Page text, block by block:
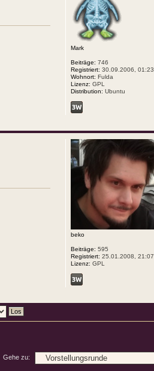
Mark
Beiträge: 746
Registriert: 30.09.2006, 01:23
Wohnort: Fulda
Lizenz: GPL
Distribution: Ubuntu
beko
Beiträge: 595
Registriert: 25.01.2008, 21:07
Lizenz: GPL
Gehe zu: